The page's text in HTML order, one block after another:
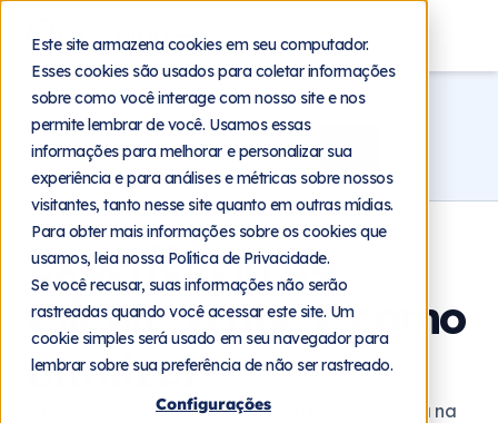
Este site armazena cookies em seu computador.
Esses cookies são usados para coletar informações
sobre como você interage com nosso site e nos
permite lembrar de você. Usamos essas
informações para melhorar e personalizar sua
experiência e para análises e métricas sobre nossos
visitantes, tanto nesse site quanto em outras mídias.
Para obter mais informações sobre os cookies que
usamos, leia nossa Política de Privacidade.
Se você recusar, suas informações não serão
rastreadas quando você acessar este site. Um
cookie simples será usado em seu navegador para
lembrar sobre sua preferência de não ser rastreado.
Configurações
Blog
Home Blog Relacionamento
Experiência do
Cliente: o que e como
otimizar?
Eleve o relacionamento com o seu público. Invista na